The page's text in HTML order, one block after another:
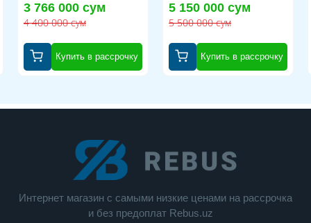
3 766 000 сум
4 400 000 сум
Купить в рассрочку
5 150 000 сум
5 500 000 сум
Купить в рассрочку
Интернет магазин c cамыми низкие ценами на рассрочка
и без предоплат Rebus.uz